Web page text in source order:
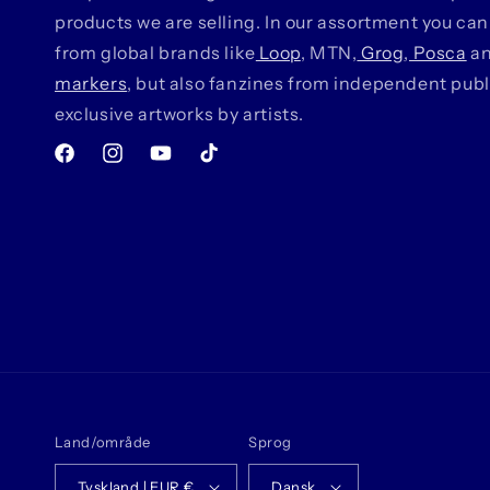
products we are selling. In our assortment you
from global brands like Loop, MTN, Grog, Posca
markers, but also fanzines from independent
exclusive artworks by artists.
FacebookInstagramYouTubeTikTok
Land/område
Tyskland | EUR €
Sprog
Dansk